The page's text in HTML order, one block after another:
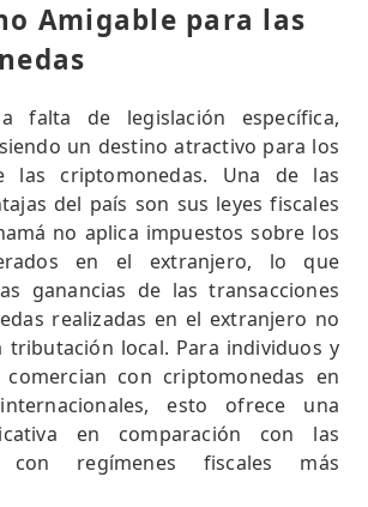
Amigable para las
falta de legislación específica,
un destino atractivo para los
las criptomonedas. Una de las
del país son sus leyes fiscales
no aplica impuestos sobre los
en el extranjero, lo que
ganancias de las transacciones
realizadas en el extranjero no
tributación local. Para individuos y
comercian con criptomonedas en
esto ofrece una
en comparación con las
con regímenes fiscales más